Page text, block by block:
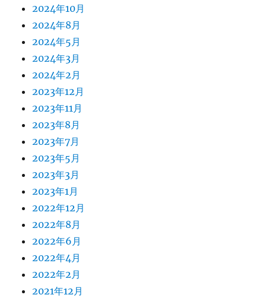
2024年10月
2024年8月
2024年5月
2024年3月
2024年2月
2023年12月
2023年11月
2023年8月
2023年7月
2023年5月
2023年3月
2023年1月
2022年12月
2022年8月
2022年6月
2022年4月
2022年2月
2021年12月